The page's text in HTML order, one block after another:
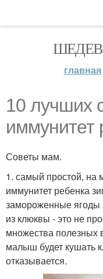
главная
10 лучших
иммунитет
Советы мам.
1. самый простой, на
иммунитет ребенка
замороженные
из клюквы - это не
множества полезных
малыш будет кушать
отказывается.